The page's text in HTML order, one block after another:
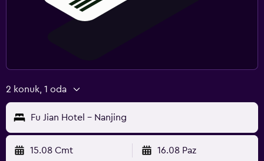
2 konuk, 1 oda
Fu Jian Hotel - Nanjing
15.08 Cmt 16.08 Paz